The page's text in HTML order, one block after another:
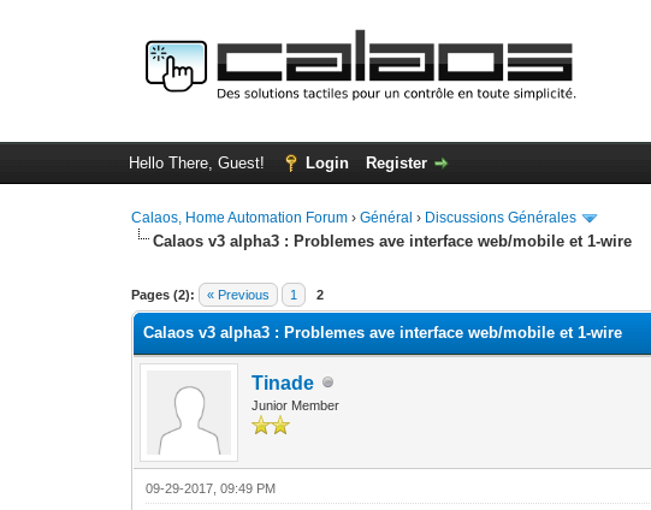
Hello There, Guest! Login Register
Calaos, Home Automation Forum ›Général › Discussions Générales
Calaos v3 alpha3 : Problemes ave interface web/mobile et 1-wire
Pages (2): « Previous 1 2
0 Vote(s) - 0 Average
1
2
3
4
5
Calaos v3 alpha3 : Problemes ave interface web/mobile et 1-wire
Tinade
Junior Member
09-29-2017, 09:49 PM